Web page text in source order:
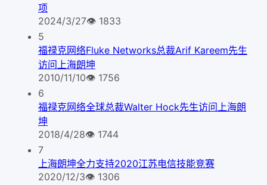
项
2024/3/27👁 1833
5
福禄克网络Fluke Networks总裁Arif Kareem先生
访问上海朗坤
2010/11/10👁 1756
6
福禄克网络全球总裁Walter Hock先生访问上海朗
坤
2018/4/28👁 1744
7
上海朗坤全力支持2020江苏电信技能竞赛
2020/12/3👁 1306